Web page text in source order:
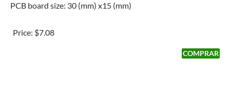
PCB board size: 30 (mm) x15 (mm)
Price: $7.08